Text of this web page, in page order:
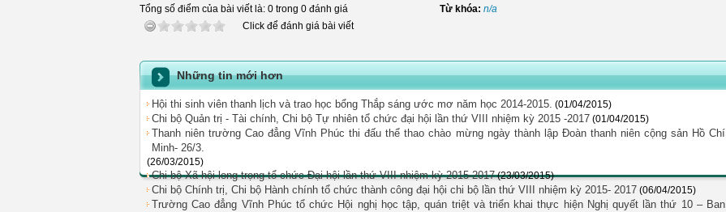
Tổng số điểm của bài viết là: 0 trong 0 đánh giá
Click để đánh giá bài viết
Từ khóa: n/a
Những tin mới hơn
Hội thi sinh viên thanh lịch và trao học bổng Thắp sáng ước mơ năm học 2014-2015. (01/04/2015)
Chi bộ Quản trị - Tài chính, Chi bộ Tự nhiên tổ chức đại hội lần thứ VIII nhiệm kỳ 2015 -2017 (01/04/2015)
Thanh niên trường Cao đẳng Vĩnh Phúc thi đấu thể thao chào mừng ngày thành lập Đoàn thanh niên cộng sản Hồ Chí
Minh- 26/3.
(26/03/2015)
Chi bộ Xã hội long trọng tổ chức Đại hội lần thứ VIII nhiệm kỳ 2015-2017 (23/03/2015)
Chi bộ Chính trị, Chi bộ Hành chính tổ chức thành công đại hội chi bộ lần thứ VIII nhiệm kỳ 2015- 2017 (06/04/2015)
Trường Cao đẳng Vĩnh Phúc tổ chức Hội nghị học tập, quán triệt và triển khai thực hiện Nghị quyết lần thứ 10 – Ban